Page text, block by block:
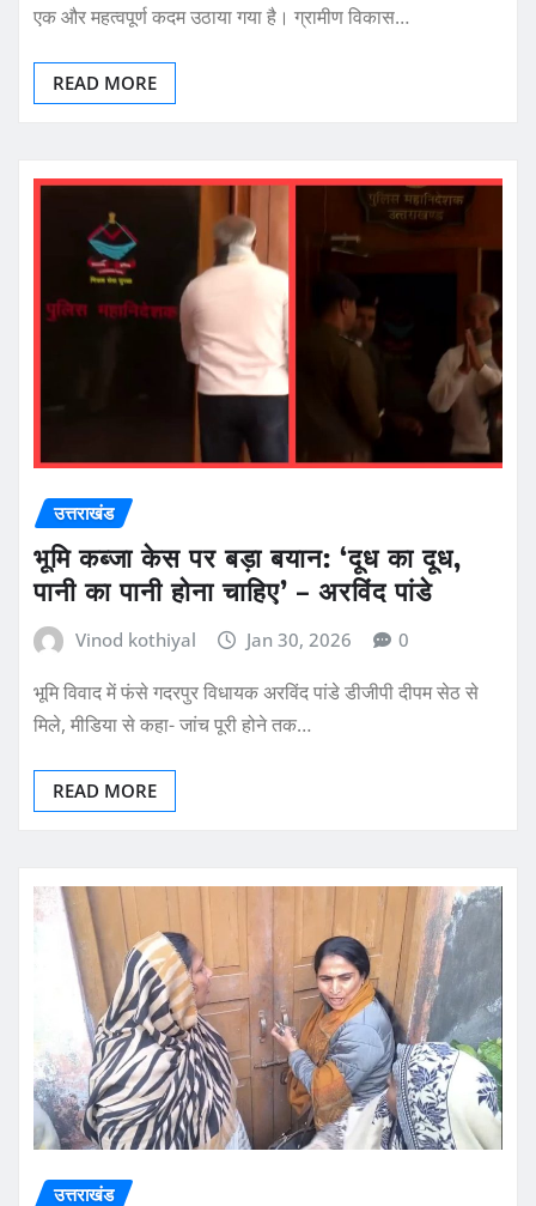
एक और महत्वपूर्ण कदम उठाया गया है। ग्रामीण विकास…
READ MORE
उत्तराखंड
भूमि कब्जा केस पर बड़ा बयान: ‘दूध का दूध,
पानी का पानी होना चाहिए’ – अरविंद पांडे
Vinod kothiyal Jan 30, 2026 0
भूमि विवाद में फंसे गदरपुर विधायक अरविंद पांडे डीजीपी दीपम सेठ से
मिले, मीडिया से कहा- जांच पूरी होने तक…
READ MORE
उत्तराखंड